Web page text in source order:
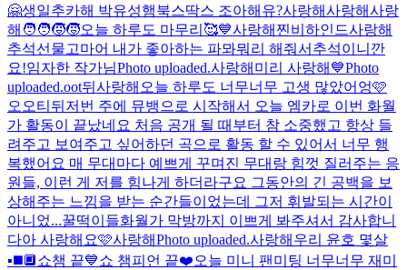
🤗생일추카해 박유성햄북스딱스 조아해유?사랑해사랑해사랑
해 🧑‍🧑‍🧒‍🧒오늘 하루도 마무리🥰💙사랑해 찐비하인드사랑해
추석선물고마어 내가 좋아하는 파뫄뭐리 해줘서 추석이니깐
요!임자한 작가님Photo uploaded.사랑해 미리 사랑해 💙Photo
uploaded.oot뒤 사랑해 오늘 하루도 너무너무 고생 많았어엉🩷
오오티뒤 저번 주에 뮤뱅으로 시작해서 오늘 엠카로 이번 화월
가 활동이 끝났네요 처음 공개 될 때부터 참 소중했고 항상 들
려주고 보여주고 싶어하던 곡으로 활동 할 수 있어서 너무 행
복했어요 매 무대마다 예쁘게 꾸며진 무대랑 힘껏 질러주는 응
원들, 이런 게 저를 힘나게 하더라구요 그동안의 긴 공백을 보
상해주는 느낌을 받는 순간들이었는데 그저 휘발되는 시간이
아니었...꿀떡이들화월가 막방까지 이쁘게 봐주셔서 감사합니
다아 사랑해요🩷사랑해Photo uploaded.사랑해 우리 윤호 몇살
▪️◼️🔲쇼챔 끝💙쇼 챔피언 끝❤️오늘 미니 팬미팅 너무너무 재미